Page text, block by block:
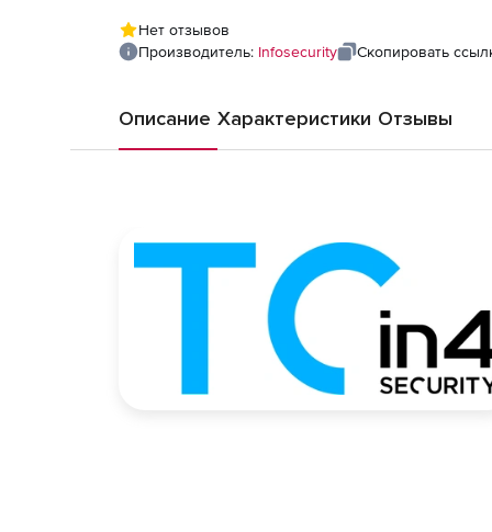
Нет отзывов
Производитель: Infosecurity Скопировать
Описание Характеристики Отзывы